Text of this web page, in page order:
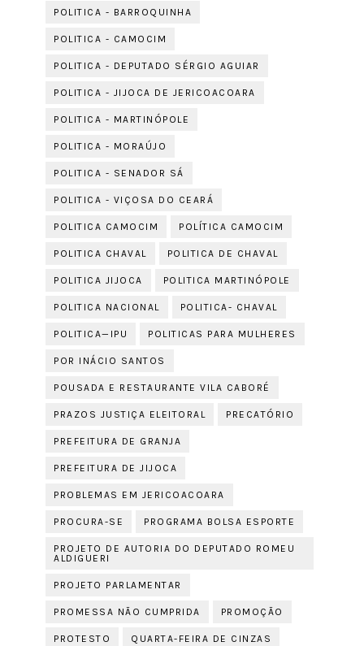
POLITICA - BARROQUINHA
POLITICA - CAMOCIM
POLITICA - DEPUTADO SÉRGIO AGUIAR
POLITICA - JIJOCA DE JERICOACOARA
POLITICA - MARTINÓPOLE
POLITICA - MORAÚJO
POLITICA - SENADOR SÁ
POLITICA - VIÇOSA DO CEARÁ
POLITICA CAMOCIM POLÍTICA CAMOCIM
POLITICA CHAVAL POLITICA DE CHAVAL
POLITICA JIJOCA POLITICA MARTINÓPOLE
POLITICA NACIONAL POLITICA- CHAVAL
POLITICA—IPU POLITICAS PARA MULHERES
POR INÁCIO SANTOS
POUSADA E RESTAURANTE VILA CABORÉ
PRAZOS JUSTIÇA ELEITORAL PRECATÓRIO
PREFEITURA DE GRANJA
PREFEITURA DE JIJOCA
PROBLEMAS EM JERICOACOARA
PROCURA-SE PROGRAMA BOLSA ESPORTE
PROJETO DE AUTORIA DO DEPUTADO ROMEU
ALDIGUERI
PROJETO PARLAMENTAR
PROMESSA NÃO CUMPRIDA PROMOÇÃO
PROTESTO QUARTA-FEIRA DE CINZAS